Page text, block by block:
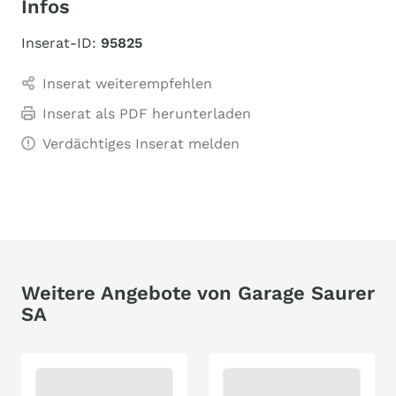
Infos
Inserat-ID: 95825
Inserat weiterempfehlen
Inserat als PDF herunterladen
Verdächtiges Inserat melden
Weitere Angebote von Garage Saurer
SA